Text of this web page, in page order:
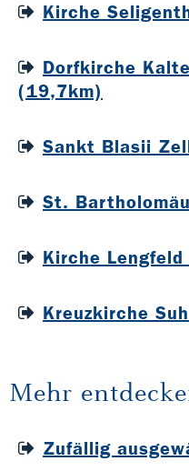
Kirche
Dorfkirche
(19,7km)
Sankt Blasii
St.
Kirche
Kreuzkirche
Mehr
Zufällig